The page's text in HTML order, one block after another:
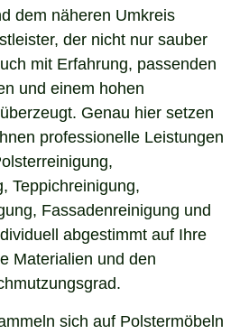
dem näheren Umkreis
der nicht nur sauber
mit Erfahrung, passenden
und einem hohen
Genau hier setzen
professionelle Leistungen
Teppichreinigung,
Fassadenreinigung und
abgestimmt auf Ihre
Materialien und den
sich auf Polstermöbeln